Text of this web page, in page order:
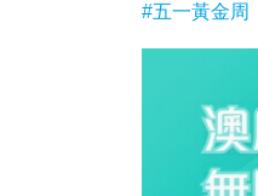
#五一黃金周